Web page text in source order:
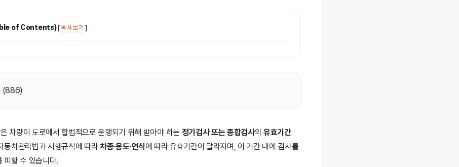
of Contents)[목차 보기 ]
(886)
은 차량이 도로에서 합법적으로 운행되기 위해 받아야 하는 정기검사 또는 종합검사의유효기간
동차관리법과 시행규칙에 따라차종·용도·연식에 따라 유효기간이 달라지며, 이 기간 내에 검사를
피할 수 있습니다.